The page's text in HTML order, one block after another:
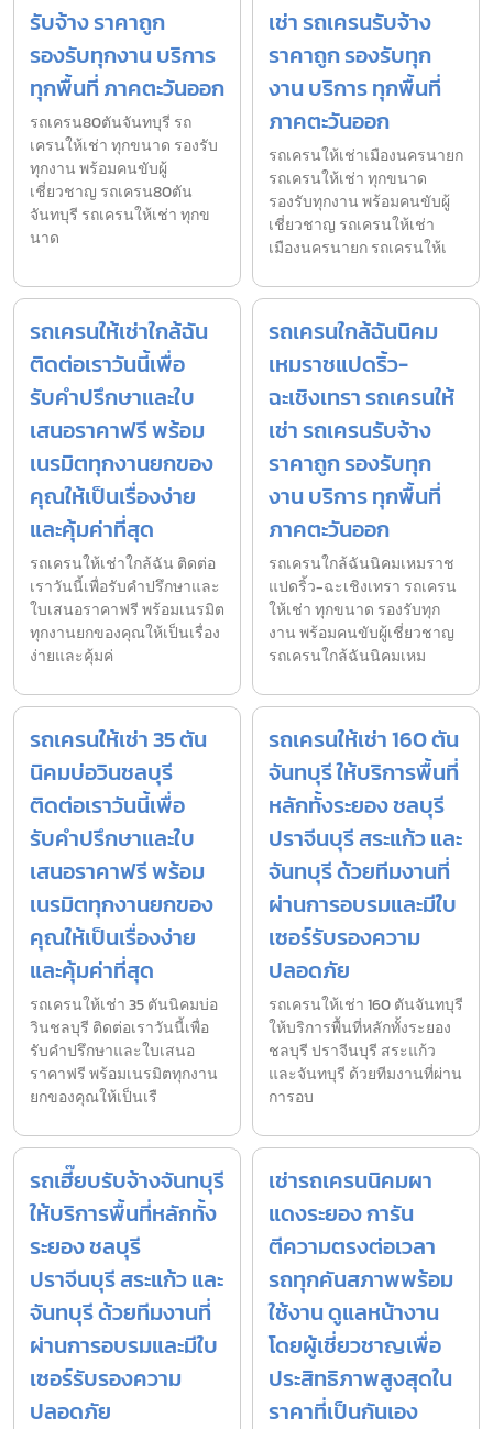
รับจ้าง ราคาถูก
รองรับทุกงาน บริการ
ทุกพื้นที่ ภาคตะวันออก
รถเครน80ตันจันทบุรี รถ
เครนให้เช่า ทุกขนาด รองรับ
ทุกงาน พร้อมคนขับผู้
เชี่ยวชาญ รถเครน80ตัน
จันทบุรี รถเครนให้เช่า ทุกข
นาด
เช่า รถเครนรับจ้าง
ราคาถูก รองรับทุก
งาน บริการ ทุกพื้นที่
ภาคตะวันออก
รถเครนให้เช่าเมืองนครนายก
รถเครนให้เช่า ทุกขนาด
รองรับทุกงาน พร้อมคนขับผู้
เชี่ยวชาญ รถเครนให้เช่า
เมืองนครนายก รถเครนให้เ
รถเครนให้เช่าใกล้ฉัน
ติดต่อเราวันนี้เพื่อ
รับคำปรึกษาและใบ
เสนอราคาฟรี พร้อม
เนรมิตทุกงานยกของ
คุณให้เป็นเรื่องง่าย
และคุ้มค่าที่สุด
รถเครนให้เช่าใกล้ฉัน ติดต่อ
เราวันนี้เพื่อรับคำปรึกษาและ
ใบเสนอราคาฟรี พร้อมเนรมิต
ทุกงานยกของคุณให้เป็นเรื่อง
ง่ายและคุ้มค่
รถเครนใกล้ฉันนิคม
เหมราชแปดริ้ว-
ฉะเชิงเทรา รถเครนให้
เช่า รถเครนรับจ้าง
ราคาถูก รองรับทุก
งาน บริการ ทุกพื้นที่
ภาคตะวันออก
รถเครนใกล้ฉันนิคมเหมราช
แปดริ้ว-ฉะเชิงเทรา รถเครน
ให้เช่า ทุกขนาด รองรับทุก
งาน พร้อมคนขับผู้เชี่ยวชาญ
รถเครนใกล้ฉันนิคมเหม
รถเครนให้เช่า 35 ตัน
นิคมบ่อวินชลบุรี
ติดต่อเราวันนี้เพื่อ
รับคำปรึกษาและใบ
เสนอราคาฟรี พร้อม
เนรมิตทุกงานยกของ
คุณให้เป็นเรื่องง่าย
และคุ้มค่าที่สุด
รถเครนให้เช่า 35 ตันนิคมบ่อ
วินชลบุรี ติดต่อเราวันนี้เพื่อ
รับคำปรึกษาและใบเสนอ
ราคาฟรี พร้อมเนรมิตทุกงาน
ยกของคุณให้เป็นเรื
รถเครนให้เช่า 160 ตัน
จันทบุรี ให้บริการพื้นที่
หลักทั้งระยอง ชลบุรี
ปราจีนบุรี สระแก้ว และ
จันทบุรี ด้วยทีมงานที่
ผ่านการอบรมและมีใบ
เซอร์รับรองความ
ปลอดภัย
รถเครนให้เช่า 160 ตันจันทบุรี
ให้บริการพื้นที่หลักทั้งระยอง
ชลบุรี ปราจีนบุรี สระแก้ว
และจันทบุรี ด้วยทีมงานที่ผ่าน
การอบ
รถเฮี๊ยบรับจ้างจันทบุรี
ให้บริการพื้นที่หลักทั้ง
ระยอง ชลบุรี
ปราจีนบุรี สระแก้ว และ
จันทบุรี ด้วยทีมงานที่
ผ่านการอบรมและมีใบ
เซอร์รับรองความ
ปลอดภัย
เช่ารถเครนนิคมผา
แดงระยอง การัน
ตีความตรงต่อเวลา
รถทุกคันสภาพพร้อม
ใช้งาน ดูแลหน้างาน
โดยผู้เชี่ยวชาญเพื่อ
ประสิทธิภาพสูงสุดใน
ราคาที่เป็นกันเอง